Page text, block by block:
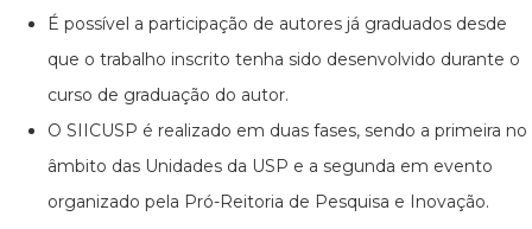
É possível a participação de autores já graduados desde
que o trabalho inscrito tenha sido desenvolvido durante o
curso de graduação do autor.
O SIICUSP é realizado em duas fases, sendo a primeira no
âmbito das Unidades da USP e a segunda em evento
organizado pela Pró-Reitoria de Pesquisa e Inovação.